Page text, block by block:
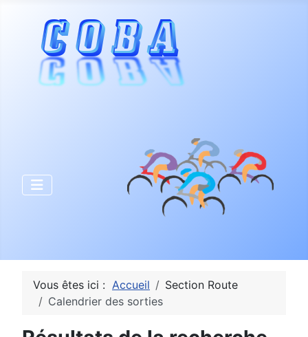
Vous êtes ici : Accueil
Section Route
Calendrier des sorties